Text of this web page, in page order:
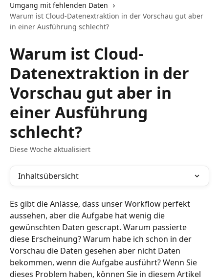
Umgang mit fehlenden Daten
Warum ist Cloud-Datenextraktion in der Vorschau gut aber
in einer Ausführung schlecht?
Warum ist Cloud-
Datenextraktion in der
Vorschau gut aber in
einer Ausführung
schlecht?
Diese Woche aktualisiert
Inhaltsübersicht
Es gibt die Anlässe, dass unser Workflow perfekt
aussehen, aber die Aufgabe hat wenig die
gewünschten Daten gescrapt. Warum passierte
diese Erscheinung? Warum habe ich schon in der
Vorschau die Daten gesehen aber nicht Daten
bekommen, wenn die Aufgabe ausführt? Wenn Sie
dieses Problem haben, können Sie in diesem Artikel